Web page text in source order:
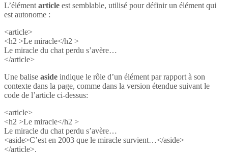
L’élément article est semblable, utilisé pour définir un élément qui
est autonome :
<article>
<h2 >Le miracle</h2 >
Le miracle du chat perdu s’avère…
</article>
Une balise aside indique le rôle d’un élément par rapport à son
contexte dans la page, comme dans la version étendue suivant le
code de l’article ci-dessus:
<article>
<h2 >Le miracle</h2 >
Le miracle du chat perdu s’avère…
<aside>C’est en 2003 que le miracle survient…</aside>
</article>.